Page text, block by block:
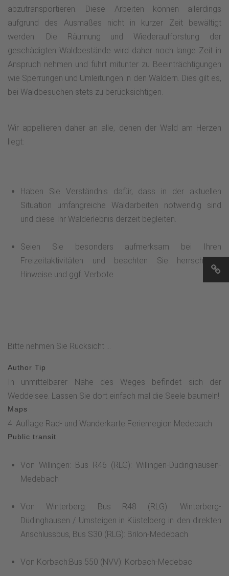
Anhöhe, dem sogenannten Königshof, fällt der Blick sofort
auf den 63 m hohen Turm der katholischen Pfarrkirche.
Dieser weist uns den Weg zurück, wir sind nach gut 1 km
wieder am Marktplatz. (sehr gut für Kinderwagen u.
Fahrräder geeignet, barrierearm)
abzutransportieren. Diese Arbeiten können allerdings
aufgrund des Ausmaßes nicht in kurzer Zeit bewältigt
werden. Die Räumung und Wiederaufforstung der
geschädigten Waldbestände wird daher noch lange Zeit in
Anspruch nehmen und führt mitunter zu Beeinträchtigungen
wie Sperrungen und Umleitungen in den Wäldern. Dies gilt es,
bei Waldbesuchen stets zu berücksichtigen.
Wir appellieren daher an alle, denen der Wald am Herzen
liegt:
Haben Sie Verständnis dafür, dass in der aktuellen
Situation umfangreiche Waldarbeiten notwendig sind
und diese Ihr Walderlebnis derzeit begleiten.
Seien Sie besonders aufmerksam bei Ihren
Freizeitaktivitäten und beachten Sie herrschende
Hinweise und ggf. Verbote
Bitte nehmen Sie Rücksicht ...
Author Tip
In unmittelbarer Nähe des Weges befindet sich der
Weddelsee. Lassen Sie dort einfach mal die Seele baumeln!
Maps
4. Auflage Rad- und Wanderkarte Ferienregion Medebach
Public transit
Von Willingen: Bus R46 (RLG): Willingen-Düdinghausen-
Medebach
Von Winterberg: Bus R48 (RLG): Winterberg-
Düdinghausen / Umsteigen in Küstelberg in den direkten
Anschlussbus, Bus S30 (RLG): Brilon-Medebach
Von Korbach:Bus 550 (NVV): Korbach-Medebac